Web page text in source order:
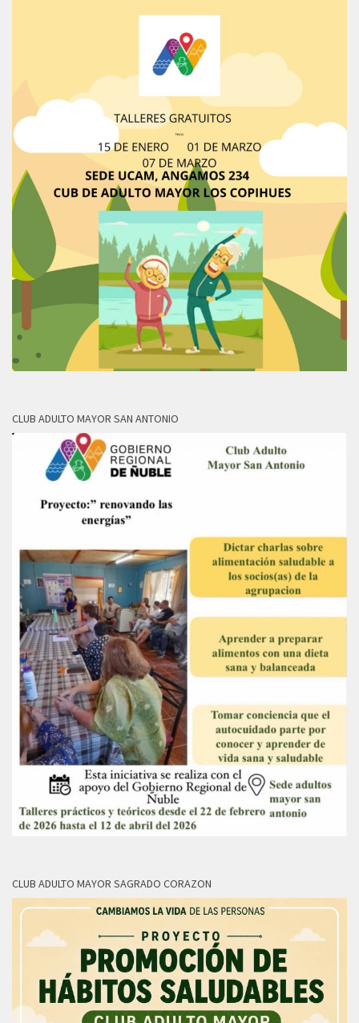
CLUB ADULTO MAYOR SAN ANTONIO
CLUB ADULTO MAYOR SAGRADO CORAZON